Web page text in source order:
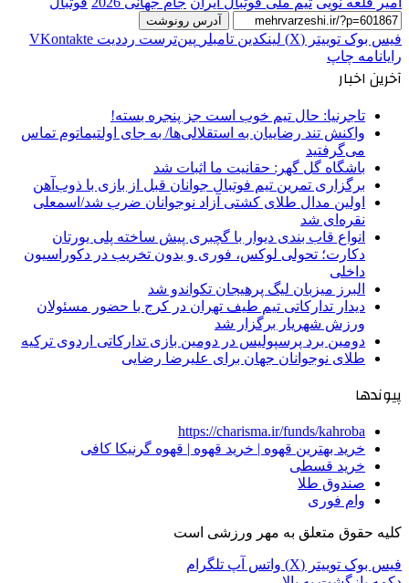
آدرس رونوشت
فیس بوک توییتر (X) لینکدین ‫تامبلر ‫پین‌ترست ‫رددیت ‫VKontakte
رایانامه چاپ
آخرین اخبار
تاجرنیا: حال تیم خوب است جز پنجره بسته!
واکنش تند رضاییان به استقلالی‌ها/ به جای اولتیماتوم تماس
می‌گرفتید
باشگاه گل گهر: حقانیت ما اثبات شد
برگزاری تمرین تیم فوتبال جوانان قبل از بازی با ذوب‌آهن
اولین مدال طلای کشتی آزاد نوجوانان ضرب شد/اسمعلی
نقره‌ای شد
انواع قاب بندی دیوار با گچبری پیش ساخته پلی یورتان
دکارت؛ تحولی لوکس، فوری و بدون تخریب در دکوراسیون
داخلی
البرز میزبان لیگ پرهیجان تکواندو شد
دیدار تدارکاتی تیم طیف تهران در کرج با حضور مسئولان
ورزش شهریار برگزار شد
دومین برد پرسپولیس در دومین بازی تدارکاتی اردوی ترکیه
طلای نوجوانان جهان برای علیرضا رضایی
پیوندها
https://charisma.ir/funds/kahroba
خرید بهترین قهوه | خرید قهوه | قهوه گرنیکا کافی
خرید قسطی
صندوق طلا
وام فوری
کلیه حقوق متعلق به مهر ورزشی است
فیس بوک توییتر (X) واتس آپ تلگرام